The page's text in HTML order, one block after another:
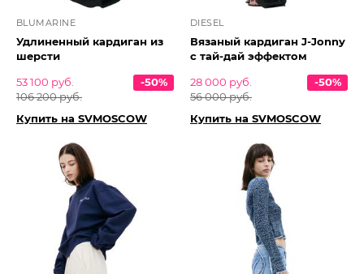
BLUMARINE
Удлиненный кардиган из
шерсти
53 100 руб.
106 200 руб.
-50%
Купить на SVMOSCOW
DIESEL
Вязаный кардиган J-Jonny
с тай-дай эффектом
28 000 руб.
56 000 руб.
-50%
Купить на SVMOSCOW